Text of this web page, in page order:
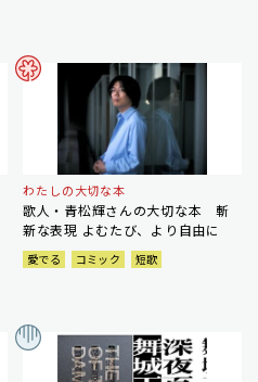
わたしの大切な本
歌人・青松輝さんの大切な本 斬
新な表現 よむたび、より自由に
愛でる コミック 短歌